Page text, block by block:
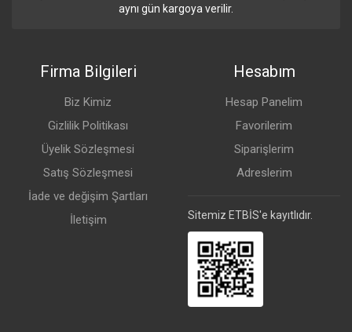
aynı gün kargoya verilir.
Firma Bilgileri
Biz Kimiz
Gizlilik Politikası
Üyelik Sözleşmesi
Satış Sözleşmesi
İade ve değişim Şartları
İletişim
Hesabım
Hesap Panelim
Favorilerim
Siparişlerim
Adreslerim
Sitemiz ETBİS'e kayıtlıdır.